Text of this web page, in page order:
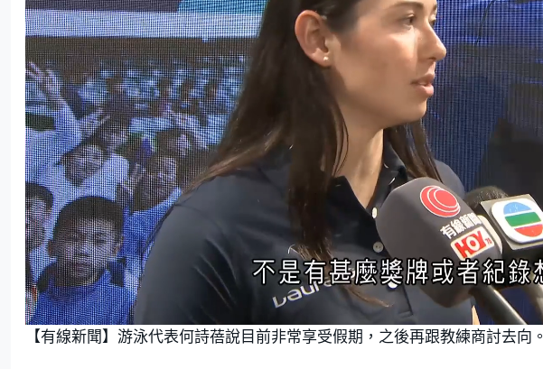
U
n
m
u
a
d
【有線新聞】游泳代表何詩蓓說目前非常享受假期，之後再跟教練商討去向。